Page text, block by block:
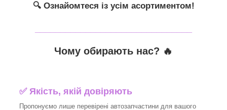
🔍 Ознайомтеся із усім асортиментом!
Чому обирають нас? 🔥
✅ Якість, якій довіряють
Пропонуємо лише перевірені автозапчастини для вашого